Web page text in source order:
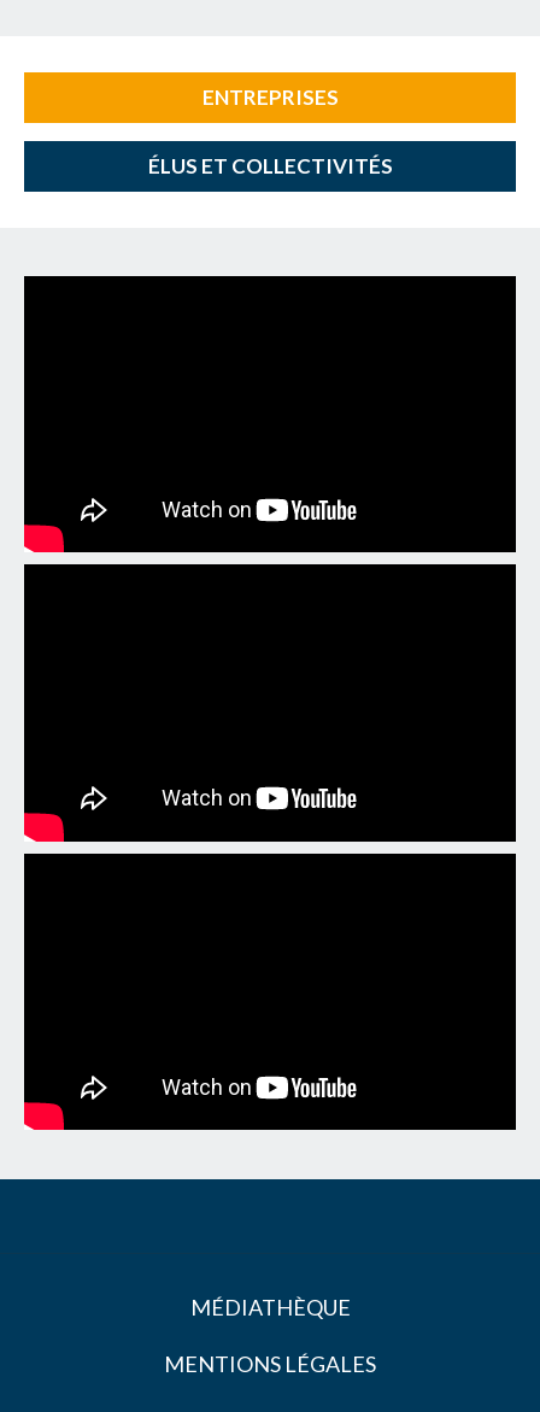
ENTREPRISES
ÉLUS ET COLLECTIVITÉS
MÉDIATHÈQUE
MENTIONS LÉGALES